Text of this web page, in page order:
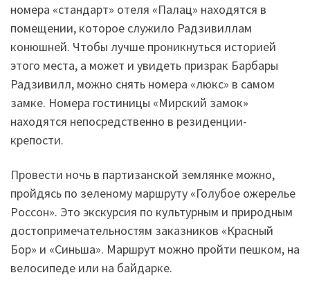
номера «стандарт» отеля «Палац» находятся в
помещении, которое служило Радзивиллам
конюшней. Чтобы лучше проникнуться историей
этого места, а может и увидеть призрак Барбары
Радзивилл, можно снять номера «люкс» в самом
замке. Номера гостиницы «Мирский замок»
находятся непосредственно в резиденции-
крепости.
Провести ночь в партизанской землянке можно,
пройдясь по зеленому маршруту «Голубое ожерелье
Россон». Это экскурсия по культурным и природным
достопримечательностям заказников «Красный
Бор» и «Синьша». Маршрут можно пройти пешком, на
велосипеде или на байдарке.